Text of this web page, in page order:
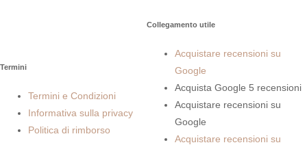
Termini
Termini e Condizioni
Informativa sulla privacy
Politica di rimborso
Collegamento utile
Acquistare recensioni su
Google
Acquista Google 5 recensioni
Acquistare recensioni su
Google
Acquistare recensioni su